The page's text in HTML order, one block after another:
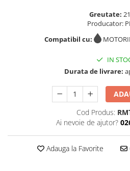
Greutate:
Producator:
Compatibil cu:
IN
Durata de livrare:
Cod Produs:
Ai nevoie de ajutor?
Adauga la Favorite